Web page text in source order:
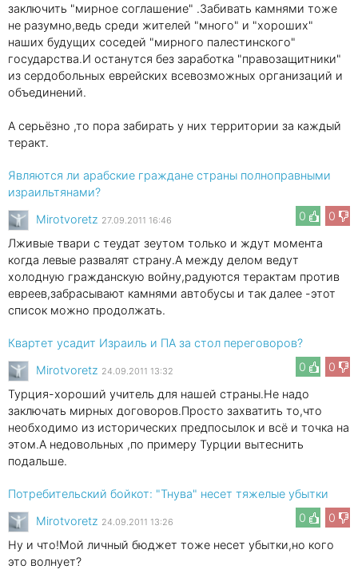
заключить "мирное соглашение" .Забивать камнями тоже
не разумно,ведь среди жителей "много" и "хороших"
наших будущих соседей "мирного палестинского"
государства.И останутся без заработка "правозащитники"
из сердобольных еврейских всевозможных организаций и
объединений.
А серьёзно ,то пора забирать у них территории за каждый
теракт.
Являются ли арабские граждане страны полноправными
израильтянами?
0
0
Mirotvoretz 27.09.2011 16:46
Лживые твари с теудат зеутом только и ждут момента
когда левые развалят страну.А между делом ведут
холодную гражданскую войну,радуются терактам против
евреев,забрасывают камнями автобусы и так далее -этот
список можно продолжать.
Квартет усадит Израиль и ПА за стол переговоров?
0
0
Mirotvoretz 24.09.2011 13:32
Турция-хороший учитель для нашей страны.Не надо
заключать мирных договоров.Просто захватить то,что
необходимо из исторических предпосылок и всё и точка на
этом.А недовольных ,по примеру Турции вытеснить
подальше.
Потребительский бойкот: "Тнува" несет тяжелые убытки
0
0
Mirotvoretz 24.09.2011 13:26
Ну и что!Мой личный бюджет тоже несет убытки,но кого
это волнует?